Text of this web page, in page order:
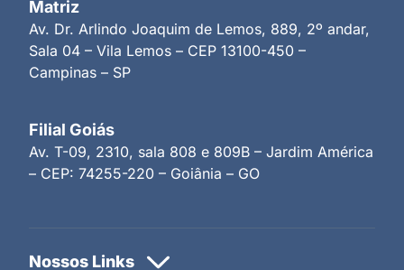
Matriz
Av. Dr. Arlindo Joaquim de Lemos, 889, 2º andar,
Sala 04 – Vila Lemos – CEP 13100-450 –
Campinas – SP
Filial Goiás
Av. T-09, 2310, sala 808 e 809B – Jardim América
– CEP: 74255-220 – Goiânia – GO